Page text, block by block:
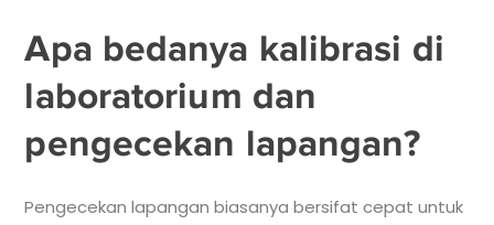
Apa bedanya kalibrasi di
laboratorium dan
pengecekan lapangan?
Pengecekan lapangan biasanya bersifat cepat untuk